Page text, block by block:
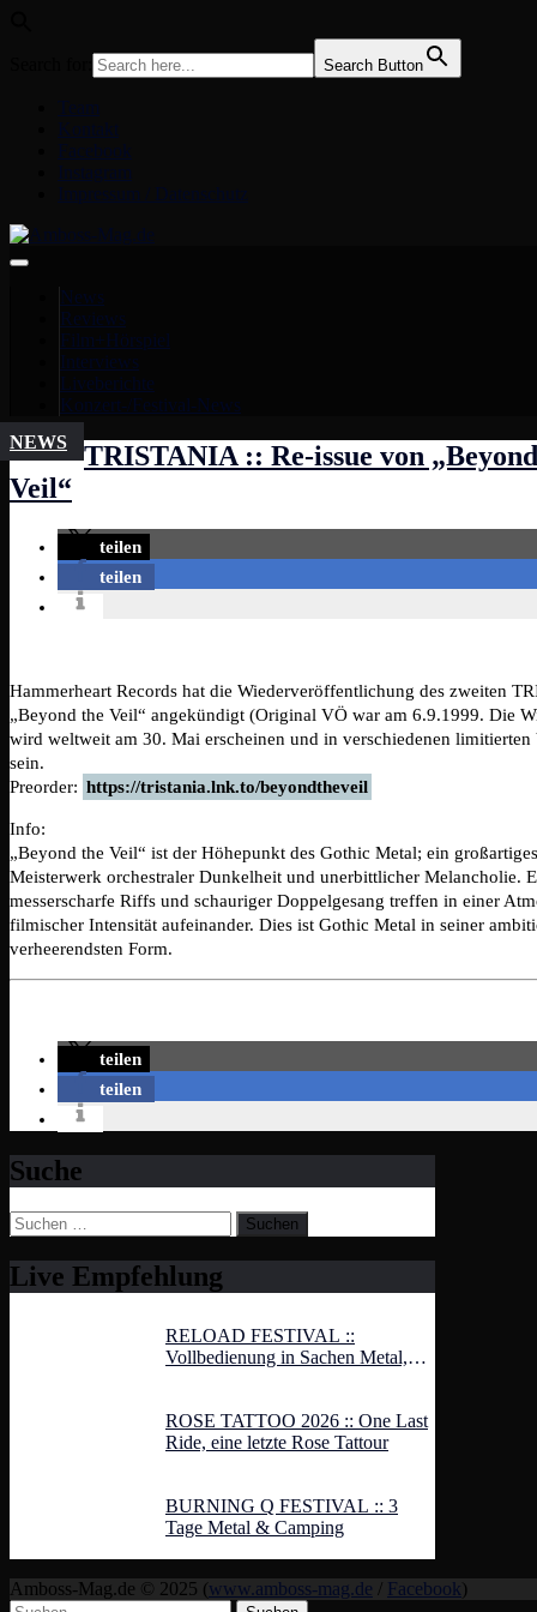
Search Button
Team
Kontakt
Facebook
Instagram
Impressum / Datenschutz
News
Reviews
Film+Hörspiel
Interviews
Liveberichte
Konzert-/Festival-News
NEWS
TRISTANIA :: Re-issue von
Veil“
teilen
teilen
Hammerheart Records hat die Wiederveröffentlichung des zweiten
„Beyond the Veil“ angekündigt (Original VÖ war am 6.9.1999. Die
wird weltweit am 30. Mai erscheinen und in verschiedenen
sein.
Preorder: https://tristania.lnk.to/beyondtheveil
Info:
„Beyond the Veil“ ist der Höhepunkt des Gothic Metal; ein
Meisterwerk orchestraler Dunkelheit und unerbittlicher Melancholie.
messerscharfe Riffs und schauriger Doppelgesang treffen in einer
filmischer Intensität aufeinander. Dies ist Gothic Metal in seiner
verheerendsten Form.
teilen
teilen
Suche
Suchen
nach:
Live Empfehlung
RELOAD FESTIVAL ::
Vollbedienung in Sachen Metal,
ROSE TATTOO 2026 :: One Last
Ride, eine letzte Rose Tattour
BURNING Q FESTIVAL :: 3
Tage Metal & Camping
Amboss-Mag.de © 2025 (www.amboss-mag.de / Facebook)